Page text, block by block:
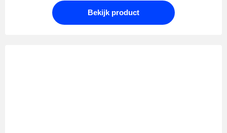
Bekijk product